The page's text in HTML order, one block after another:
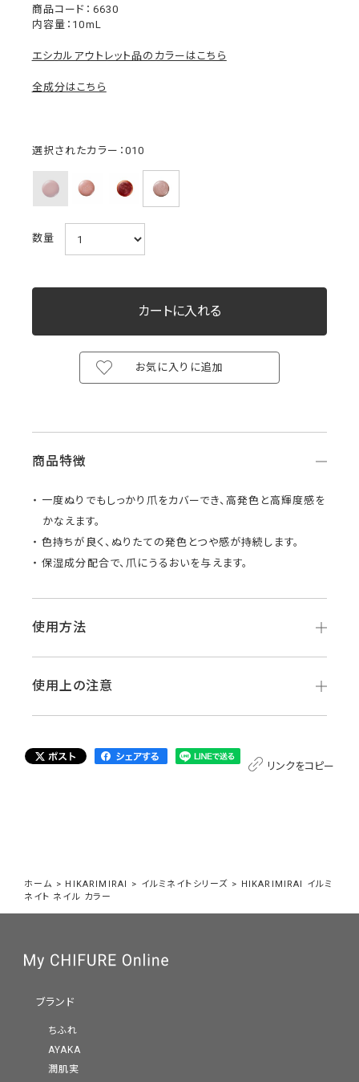
6630
内容量：10mL
エシカルアウトレット品のカラーはこちら
全成分はこちら
選択されたカラー：010
数量
お気に入りに追加
商品特徴
一度ぬりでもしっかり爪をカバーでき、高発色と高輝度感を
かなえます。
色持ちが良く、ぬりたての発色とつや感が持続します。
保湿成分配合で、爪にうるおいを与えます。
使用方法
使用上の注意
リンクをコピー
ホーム > HIKARIMIRAI > イルミネイトシリーズ >
HIKARIMIRAI イルミ
ネイト ネイル カラー
ブランド
ちふれ
AYAKA
潤肌実